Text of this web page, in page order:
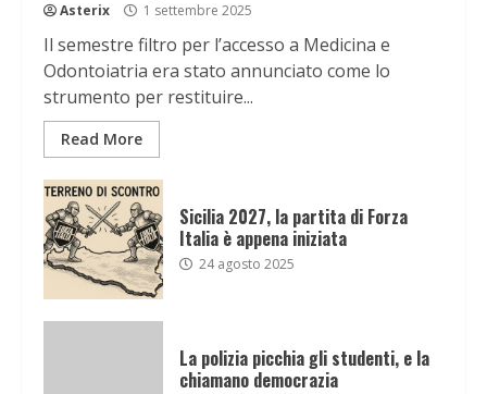
Asterix 1 settembre 2025
Il semestre filtro per l’accesso a Medicina e
Odontoiatria era stato annunciato come lo
strumento per restituire...
Read More
Sicilia 2027, la partita di Forza
Italia è appena iniziata
24 agosto 2025
La polizia picchia gli studenti, e la
chiamano democrazia